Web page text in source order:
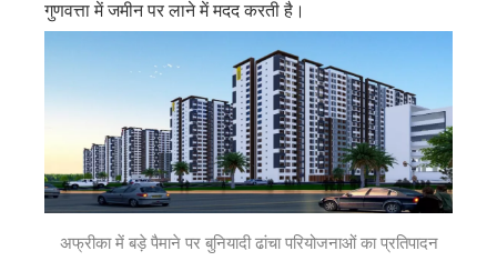
गुणवत्ता में जमीन पर लाने में मदद करती है।
अफ्रीका में बड़े पैमाने पर बुनियादी ढांचा परियोजनाओं का प्रतिपादन